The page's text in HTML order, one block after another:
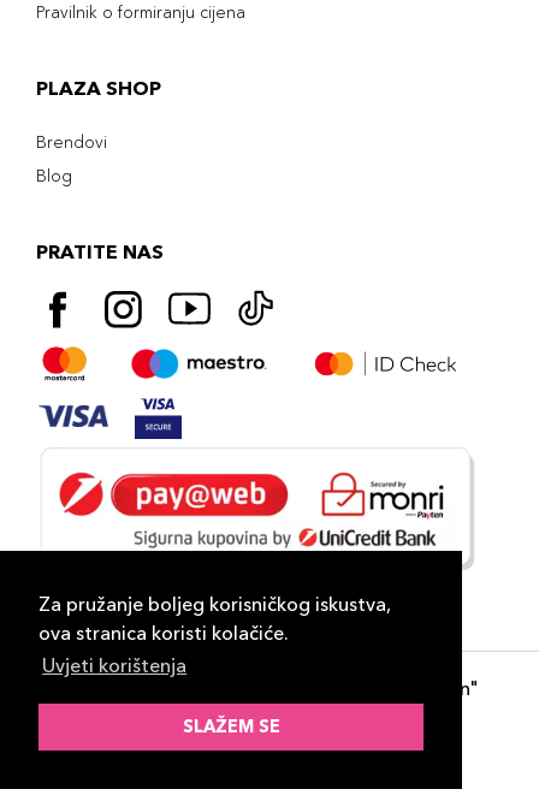
Za pružanje boljeg korisničkog iskustva,
ova stranica koristi kolačiće.
Uvjeti korištenja
SLAŽEM SE
Pravilnik o formiranju cijena
PLAZA SHOP
Brendovi
Blog
PRATITE NAS
- "DP Lux Distribution"
d.o.o. Banja Luka
ID-S Consulting d.o.o. Sarajevo